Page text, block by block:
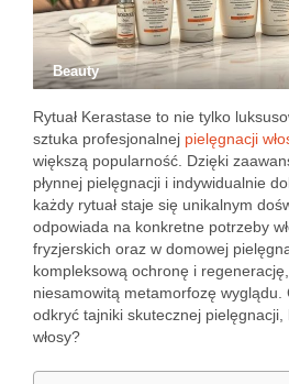
Beauty
Rytuał Kerastase to nie tylko
sztuka profesjonalnej pielęgnacji
większą popularność. Dzięki
płynnej pielęgnacji i indywidualnie
każdy rytuał staje się unikalnym
odpowiada na konkretne potrzeby
fryzjerskich oraz w domowej
kompleksową ochronę i
niesamowitą metamorfozę wyglądu.
odkryć tajniki skutecznej pielęgnacji,
włosy?